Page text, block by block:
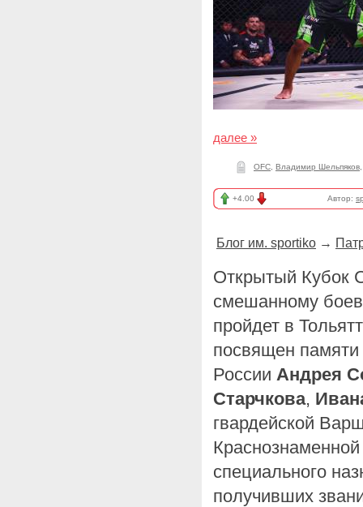
далее »
OFC Владимир Шельпяков
+4.00 Автор:
Блог им. sportiko →
Открытый Кубок
смешанному
пройдет в
посвящен
России Андрея
Старчкова,
гвардейской
специального
получивших